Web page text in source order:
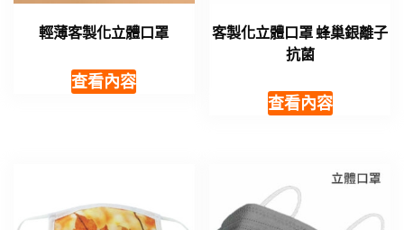
輕薄客製化立體口罩
查看內容
客製化立體口罩 蜂巢銀離子
抗菌
查看內容